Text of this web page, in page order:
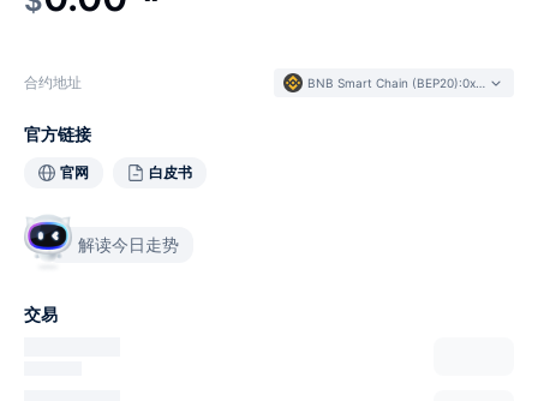
合约地址 BNB Smart Chain (BEP20):0xaF2F...5AFf94
官方链接
官网 白皮书
解读今日走势
交易